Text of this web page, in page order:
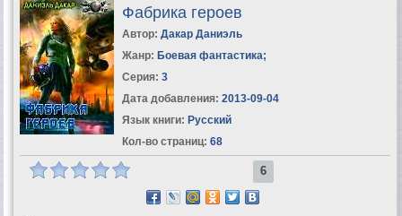
Фабрика героев
Автор: Дакар Даниэль
Жанр: Боевая фантастика;
Серия: 3
Дата добавления: 2013-09-04
Язык книги: Русский
Кол-во страниц: 68
6